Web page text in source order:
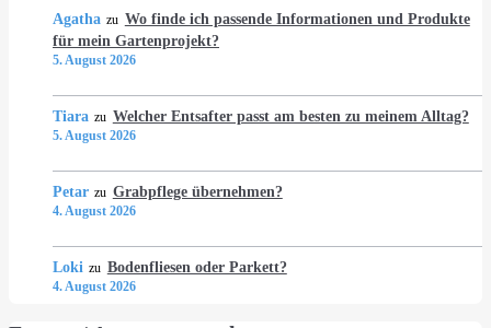
Agatha zu Wo finde ich passende Informationen und Produkte
für mein Gartenprojekt?
5. August 2026
Tiara zu Welcher Entsafter passt am besten zu meinem Alltag?
5. August 2026
Petar zu Grabpflege übernehmen?
4. August 2026
Loki zu Bodenfliesen oder Parkett?
4. August 2026